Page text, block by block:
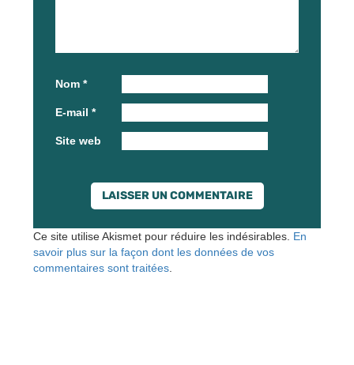
Nom *
E-mail *
Site web
Ce site utilise Akismet pour réduire les indésirables. En
savoir plus sur la façon dont les données de vos
commentaires sont traitées